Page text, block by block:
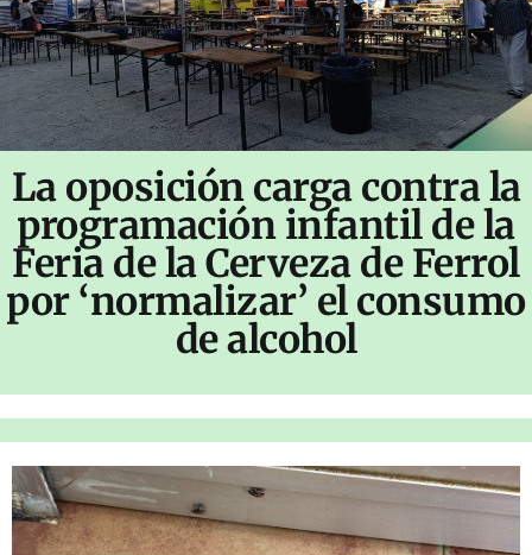
La oposición carga contra la
programación infantil de la
Feria de la Cerveza de Ferrol
por ‘normalizar’ el consumo
de alcohol